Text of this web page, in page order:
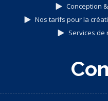
Conception
Nos tarifs pour la
Services de